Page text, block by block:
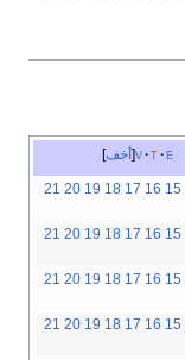
أخف v t e
15
16
17
18
19
20
21
15
16
17
18
19
20
21
15
16
17
18
19
20
21
15
16
17
18
19
20
21